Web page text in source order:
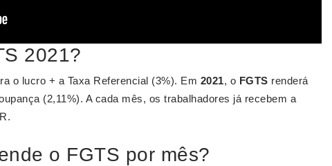
2021?
o lucro + a Taxa Referencial (3%). Em 2021, o FGTS renderá
(2,11%). A cada mês, os trabalhadores já recebem a
o FGTS por mês?